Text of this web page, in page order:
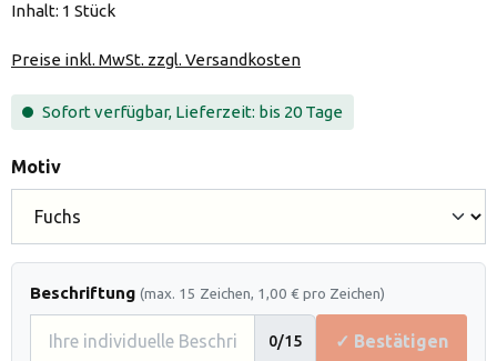
Inhalt: 1 Stück
Preise inkl. MwSt. zzgl. Versandkosten
Sofort verfügbar, Lieferzeit: bis 20 Tage
Motivauswählen
Beschriftung (max. 15 Zeichen, 1,00 € pro Zeichen)
0/15 ✓ Bestätigen